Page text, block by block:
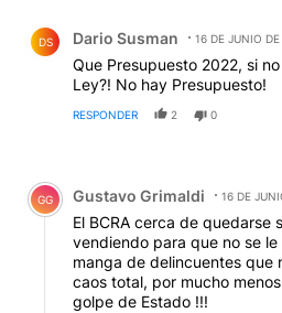
DS Dario Susman 16 DE JUNIO
Que Presupuesto 2022, si
Ley?! No hay Presupuesto!
RESPONDER 2 0
Comentario de Gustavo
GG Gustavo Grimaldi 16 DE
El BCRA cerca de quedarse
vendiendo para que no se
manga de delincuentes que
caos total, por mucho
golpe de Estado !!!